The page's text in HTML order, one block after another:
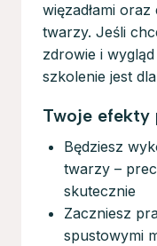
więzadłami
twarzy. Jeśli
zdrowie i
szkolenie jest
Twoje efekty
Będziesz
twarzy –
skutecznie
Zaczniesz
spustowymi